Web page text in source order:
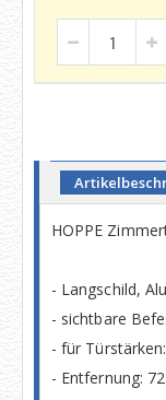
HOPPE
- Langschild,
- sichtbare
- für
- Entfernung: